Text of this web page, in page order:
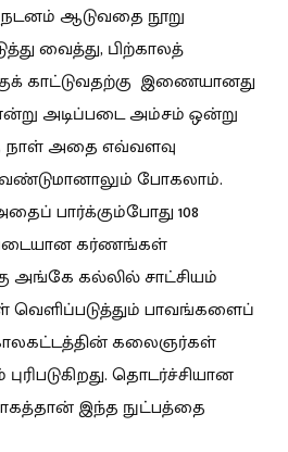
ஆடுவதை நூறு
வைத்து, பிற்காலத்
காட்டுவதற்கு இணையானது
என்று அடிப்படை அம்சம் ஒன்று
நாள் அதை எவ்வளவு
போகலாம்.
பார்க்கும்போது 108
கர்ணங்கள்
கல்லில் சாட்சியம்
வெளிப்படுத்தும் பாவங்களைப்
கலைஞர்கள்
தொடர்ச்சியான
இந்த நுட்பத்தை